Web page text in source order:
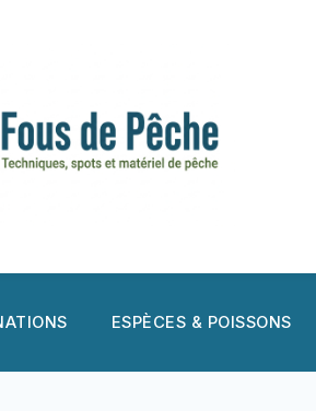
ESPÈCES & POISSONS